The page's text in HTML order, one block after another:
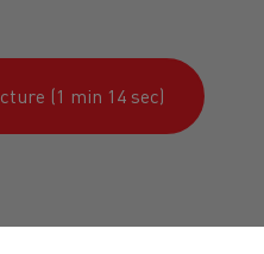
(1 min 14 sec)